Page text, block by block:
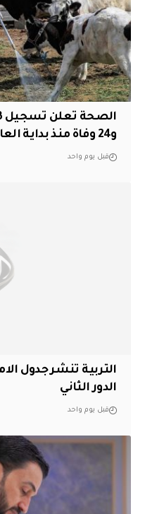
و24 وفاة منذ بداية العام الجاري
قبل يوم واحد
التربية تنشر جدول
الدور الثاني
قبل يوم واحد